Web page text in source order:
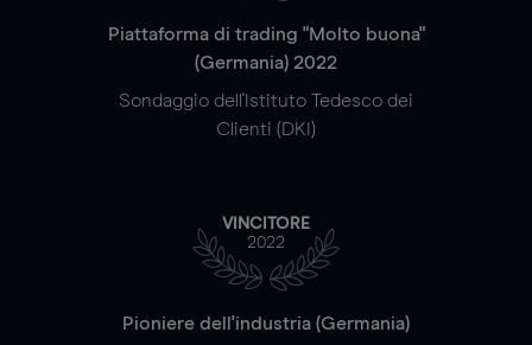
Piattaforma di trading "Molto buona"
(Germania) 2022
Sondaggio dell'Istituto Tedesco dei
Clienti (DKI)
VINCITORE
2022
Pioniere dell'industria (Germania)